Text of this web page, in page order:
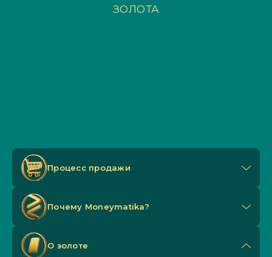
ЗОЛОТА
Процесс продажи
Почему Мoneymatika?
О золоте